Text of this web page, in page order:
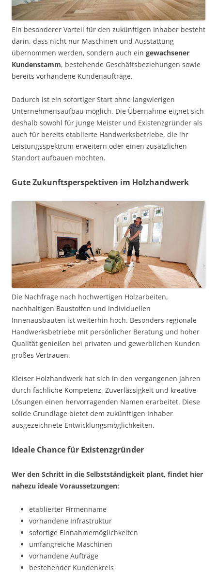
Ein besonderer Vorteil für den zukünftigen Inhaber besteht
darin, dass nicht nur Maschinen und Ausstattung
übernommen werden, sondern auch ein gewachsener
Kundenstamm, bestehende Geschäftsbeziehungen sowie
bereits vorhandene Kundenaufträge.
Dadurch ist ein sofortiger Start ohne langwierigen
Unternehmensaufbau möglich. Die Übernahme eignet sich
deshalb sowohl für junge Meister und Existenzgründer als
auch für bereits etablierte Handwerksbetriebe, die ihr
Leistungsspektrum erweitern oder einen zusätzlichen
Standort aufbauen möchten.
Gute Zukunftsperspektiven im Holzhandwerk
Die Nachfrage nach hochwertigen Holzarbeiten,
nachhaltigen Baustoffen und individuellen
Innenausbauten ist weiterhin hoch. Besonders regionale
Handwerksbetriebe mit persönlicher Beratung und hoher
Qualität genießen bei privaten und gewerblichen Kunden
großes Vertrauen.
Kleiser Holzhandwerk hat sich in den vergangenen Jahren
durch fachliche Kompetenz, Zuverlässigkeit und kreative
Lösungen einen hervorragenden Namen erarbeitet. Diese
solide Grundlage bietet dem zukünftigen Inhaber
ausgezeichnete Entwicklungsmöglichkeiten.
Ideale Chance für Existenzgründer
Wer den Schritt in die Selbstständigkeit plant, findet hier
nahezu ideale Voraussetzungen:
etablierter Firmenname
vorhandene Infrastruktur
sofortige Einnahmemöglichkeiten
umfangreiche Maschinen
vorhandene Aufträge
bestehender Kundenkreis